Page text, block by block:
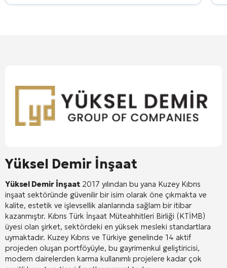
Yüksel Demir İnşaat
Yüksel Demir İnşaat 2017 yılından bu yana Kuzey Kıbrıs
inşaat sektöründe güvenilir bir isim olarak öne çıkmakta ve
kalite, estetik ve işlevsellik alanlarında sağlam bir itibar
kazanmıştır. Kıbrıs Türk İnşaat Müteahhitleri Birliği (KTİMB)
üyesi olan şirket, sektördeki en yüksek mesleki standartlara
uymaktadır. Kuzey Kıbrıs ve Türkiye genelinde 14 aktif
projeden oluşan portföyüyle, bu gayrimenkul geliştiricisi,
modern dairelerden karma kullanımlı projelere kadar çok